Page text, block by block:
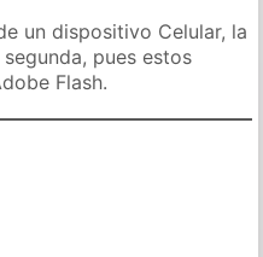
un dispositivo Celular, la
pues estos
Flash.